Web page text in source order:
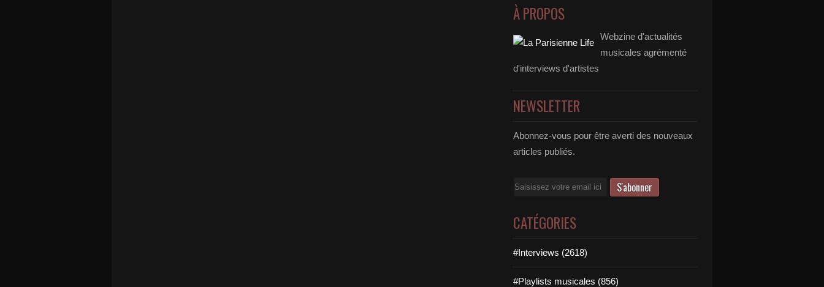
À PROPOS
Webzine d'actualités
musicales agrémenté
d'interviews d'artistes
NEWSLETTER
Abonnez-vous pour être averti des nouveaux
articles publiés.
Email
CATÉGORIES
#Interviews (2618)
#Playlists musicales (856)